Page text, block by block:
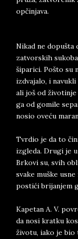
opčinjava.
Nikad ne dopušta
zatvorskih
šiparici. Pošto su
izdvajalo, i navukli
ali još od životinje
ga od gomile
nosio oveću
Tvrdio je da to
izgleda. Drugi je
Brkovi su, svih
svake muške
postići brijanjem
Kapetan A. V.
da nosi kratku
životu, iako je